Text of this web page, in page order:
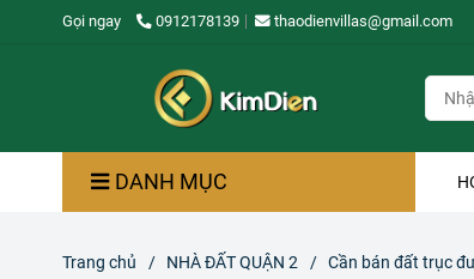
Gọi ngay 0912178139 thaodienvillas@gmail.com
DANH MỤC
Trang chủ / NHÀ ĐẤT QUẬN 2 / Cần bán đất trục